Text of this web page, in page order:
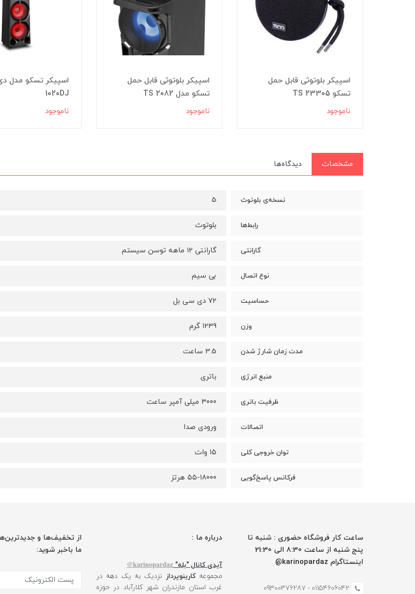
اسپیکر بلوتوثی قابل حمل
تسکو TS 23305
ناموجود
اسپیکر بلوتوثی قابل حمل
تسکو مدل TS 2082
ناموجود
1020DJ
ناموجود
مشخصات دیدگاه‌ها
نسخه‌ی بلوتوث 5
رابط‌ها بلوتوث
گارانتی گارانتی ۱۲ ماهه توسن سیستم
نوع اتصال بی سیم
حساسیت ۷۲ دی سی بل
وزن ۱۲۳۹ گرم
مدت زمان شارژ شدن 3.5 ساعت
منبع انرژی باتری
ظرفیت باتری ۳۰۰۰ میلی آمپر ساعت
اتصالات ورودی صدا
توان خروجی کلی ۱۵ وات
فرکانس پاسخ‌گویی ۵۵-۱۸۰۰۰ هرتز
ساعت کار فروشگاه حضوری : شنبه تا
پنج شنبه از ساعت 8:30 الی 21:30
اینستاگرام karinopardaz@
01154606042 - 09300376287
درباره ما :
آیدی کانال "بله" karinopardaz@
مجموعهکارینوپرداز نزدیک به یک دهه در
غرب استان مازندران شهر کلارآباد در حوزه
از تخفیف‌ها و
ما باخبر شوید: